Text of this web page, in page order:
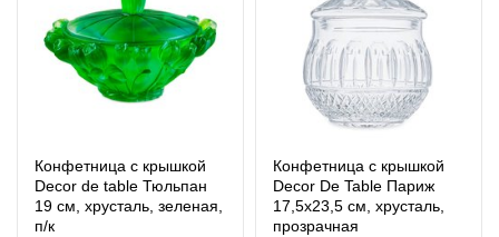
Конфетница с крышкой
Decor de table Тюльпан
19 см, хрусталь, зеленая,
п/к
Конфетница с крышкой
Decor De Table Париж
17,5х23,5 см, хрусталь,
прозрачная